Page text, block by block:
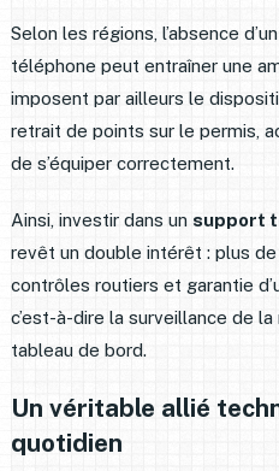
Selon les régions, l’absence
téléphone peut entraîner une
imposent par ailleurs le
retrait de points sur le permis,
de s’équiper correctement.
Ainsi, investir dans un support
revêt un double intérêt : plus
contrôles routiers et garantie
c’est-à-dire la surveillance de
tableau de bord.
Un véritable allié
quotidien